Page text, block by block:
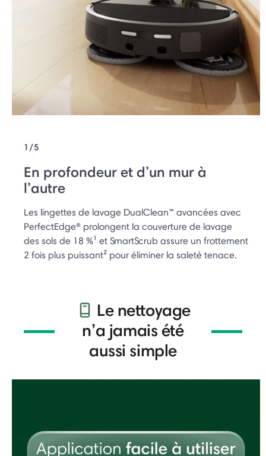
1/5
En profondeur et d’un mur à
l’autre
Les lingettes de lavage DualClean™ avancées avec
PerfectEdge® prolongent la couverture de lavage
des sols de 18 %¹ et SmartScrub assure un frottement
2 fois plus puissant² pour éliminer la saleté tenace.
Le nettoyage
n’a jamais été
aussi simple